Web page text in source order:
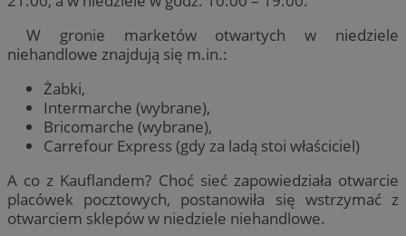
W gronie marketów otwartych w niedziele
niehandlowe znajdują się m.in.:
Żabki,
Intermarche (wybrane),
Bricomarche (wybrane),
Carrefour Express (gdy za ladą stoi właściciel)
A co z Kauflandem? Choć sieć zapowiedziała otwarcie
placówek pocztowych, postanowiła się wstrzymać z
otwarciem sklepów w niedziele niehandlowe.